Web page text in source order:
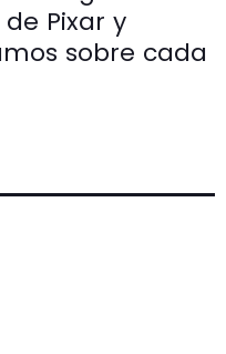
Pixar y
sobre cada